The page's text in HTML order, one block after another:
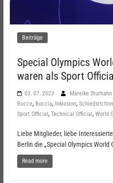
Beiträge
Special Olympics
waren als Sport
03. 07. 2023 Mareike Sturhahn
Bocce, Boccia, Inklusion,
Sport Official , Technical Official , World
Liebe Mitglieder, liebe
Berlin die „Special Olympics World
Read more